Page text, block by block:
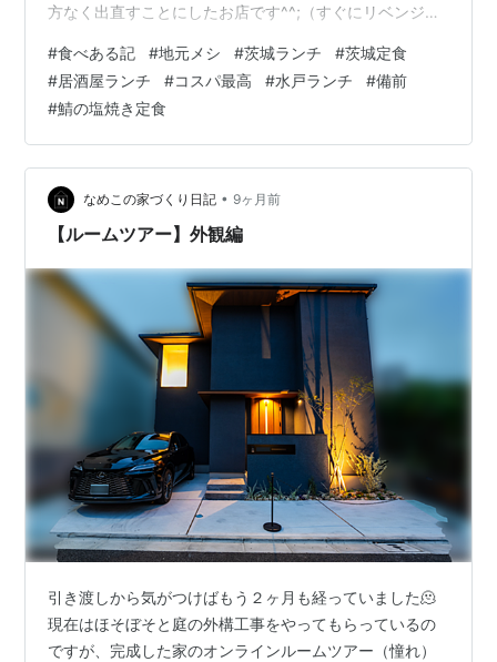
方なく出直すことにしたお店です^^;（すぐにリベンジす
でして･･それくらいじゃないと一気に来られても食事の
提供がままならない･･とお店の方が言ってました^^; なか
なか緑豊かなメニューの看板です^^;！ 「ころっけ」とい
うのがまた、イイね！笑 こんちわ～ 開店と同時に地元の
方とおぼしきおっちゃん、おばちゃんが入店していきま
した 開…
#食べある記 #地元メシ #茨城ランチ #茨城定食
#居酒屋ランチ #コスパ最高 #水戸ランチ #備前
#鯖の塩焼き定食
なめこの家づくり日記 • 9ヶ月前
【ルームツアー】外観編
引き渡しから気がつけばもう２ヶ月も経っていました🫠
現在はほそぼそと庭の外構工事をやってもらっているの
ですが、完成した家のオンラインルームツアー（憧れ）